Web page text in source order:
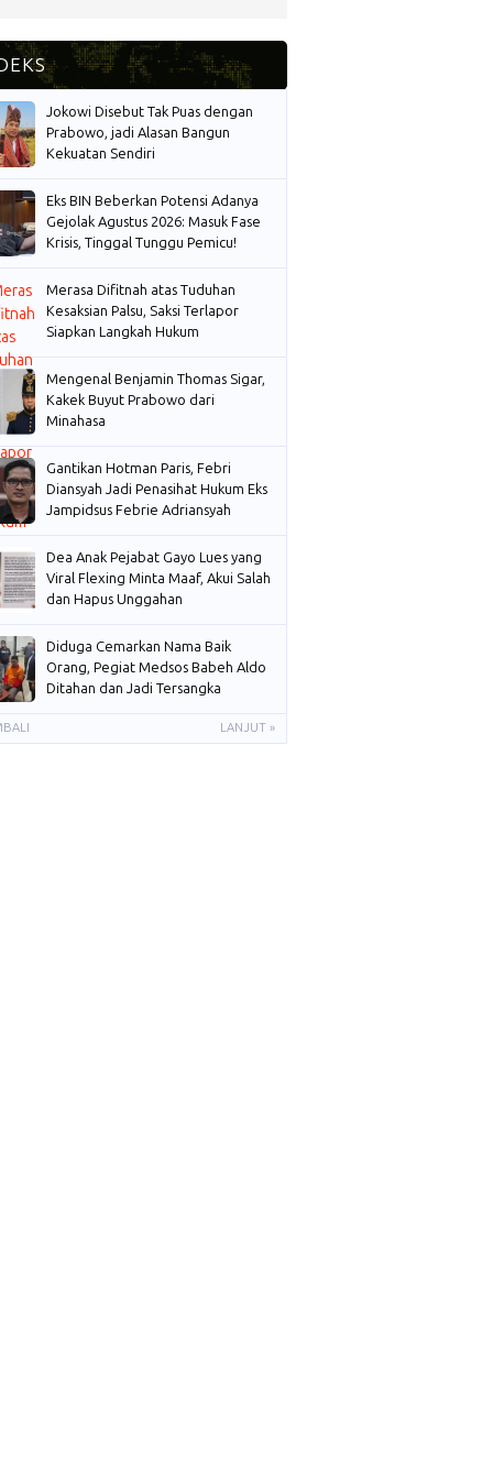
Jokowi Disebut Tak Puas dengan
Prabowo, jadi Alasan Bangun
Kekuatan Sendiri
Eks BIN Beberkan Potensi Adanya
Gejolak Agustus 2026: Masuk Fase
Krisis, Tinggal Tunggu Pemicu!
Merasa Difitnah atas Tuduhan
Kesaksian Palsu, Saksi Terlapor
Siapkan Langkah Hukum
Mengenal Benjamin Thomas Sigar,
Kakek Buyut Prabowo dari
Minahasa
Gantikan Hotman Paris, Febri
Diansyah Jadi Penasihat Hukum Eks
Jampidsus Febrie Adriansyah
Dea Anak Pejabat Gayo Lues yang
Viral Flexing Minta Maaf, Akui Salah
dan Hapus Unggahan
Diduga Cemarkan Nama Baik
Orang, Pegiat Medsos Babeh Aldo
Ditahan dan Jadi Tersangka
LANJUT »